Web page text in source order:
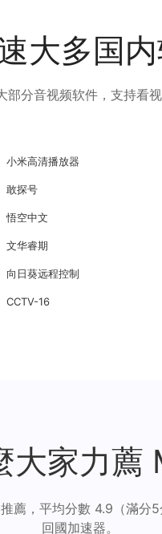
大多国
部分音视频软件，支持看
小米高清播放器
敢探号
悟空中文
文华睿期
向日葵远程控制
CCTV-16
大家力薦
薦，平均分數 4.9（滿
回國加速器。